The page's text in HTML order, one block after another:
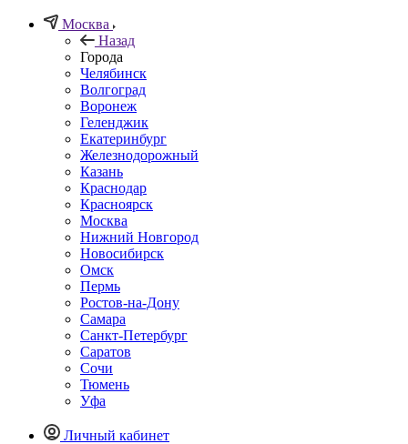
Москва
Назад
Города
Челябинск
Волгоград
Воронеж
Геленджик
Екатеринбург
Железнодорожный
Казань
Краснодар
Красноярск
Москва
Нижний Новгород
Новосибирск
Омск
Пермь
Ростов-на-Дону
Самара
Санкт-Петербург
Саратов
Сочи
Тюмень
Уфа
Личный кабинет